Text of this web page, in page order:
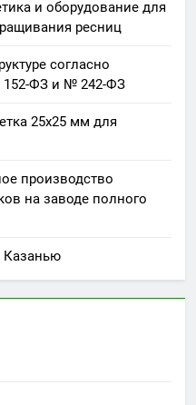
и оборудование для
ресниц
согласно
ФЗ и № 242-ФЗ
25х25 мм для
производство
на заводе полного